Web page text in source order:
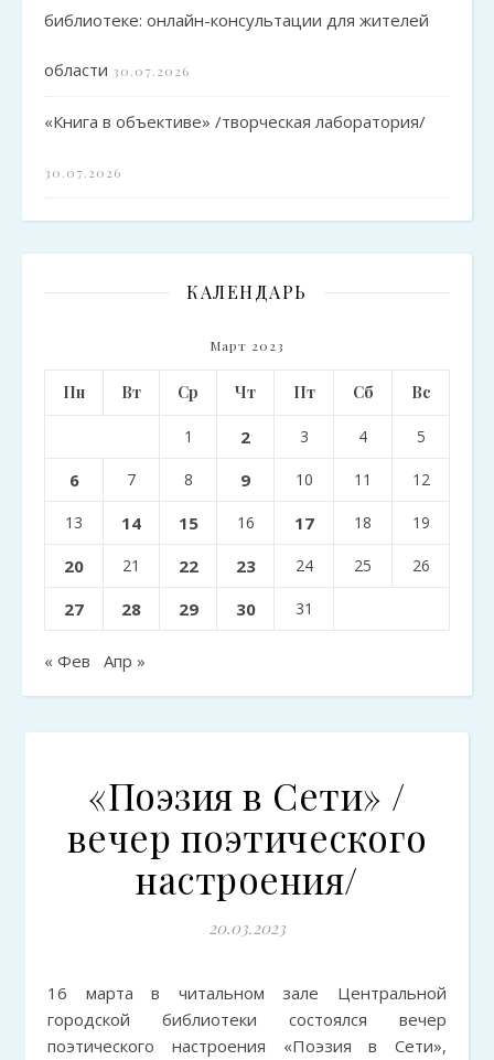
библиотеке: онлайн-консультации для жителей
области 30.07.2026
«Книга в объективе» /творческая лаборатория/
30.07.2026
КАЛЕНДАРЬ
Март 2023
Пн Вт Ср Чт Пт Сб Вс
1 2 3 4 5
6 7 8 9 10 11 12
13 14 15 16 17 18 19
20 21 22 23 24 25 26
27 28 29 30 31
« Фев Апр »
«Поэзия в Сети» /
вечер поэтического
настроения/
20.03.2023
16 марта в читальном зале Центральной
городской библиотеки состоялся вечер
поэтического настроения «Поэзия в Сети»,